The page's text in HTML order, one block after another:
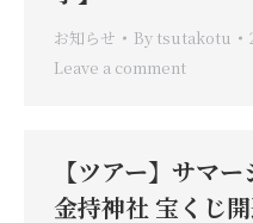
お知らせ By tsutakotu
Leave a comment
【ツアー】サマ
金持神社 宝くじ